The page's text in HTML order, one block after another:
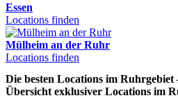
Essen
Locations finden
Mülheim an der Ruhr
Locations finden
Die besten Locations im
Übersicht exklusiver Locations im